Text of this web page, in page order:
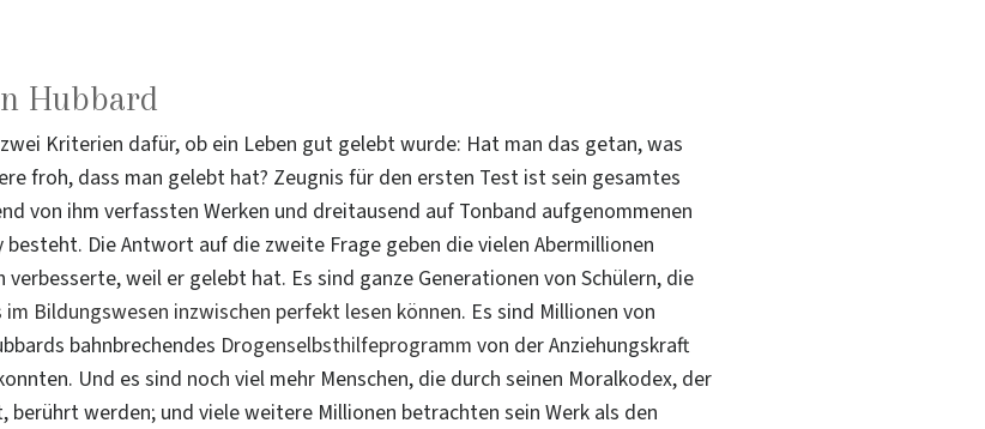
Hubbard
Kriterien dafür, ob ein Leben gut gelebt wurde: Hat man das getan, was
froh, dass man gelebt hat? Zeugnis für den ersten Test ist sein gesamtes
von ihm verfassten Werken und dreitausend auf Tonband aufgenommenen
Die Antwort auf die zweite Frage geben die vielen Abermillionen
verbesserte, weil er gelebt hat. Es sind ganze Generationen von Schülern, die
im Bildungswesen inzwischen perfekt lesen können. Es sind Millionen von
bahnbrechendes Drogenselbsthilfeprogramm von der Anziehungskraft
Und es sind noch viel mehr Menschen, die durch seinen Moralkodex, der
berührt werden; und viele weitere Millionen betrachten sein Werk als den